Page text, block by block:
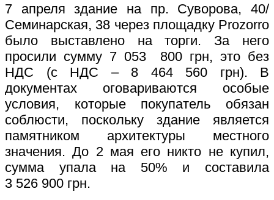
7 апреля здание на пр. Суворова, 40/
Семинарская, 38 через площадку Prozorro
было выставлено на торги. За него
просили сумму 7 053 800 грн, это без
НДС (с НДС – 8 464 560 грн). В
документах оговариваются особые
условия, которые покупатель обязан
соблюсти, поскольку здание является
памятником архитектуры местного
значения. До 2 мая его никто не купил,
сумма упала на 50% и составила
3 526 900 грн.